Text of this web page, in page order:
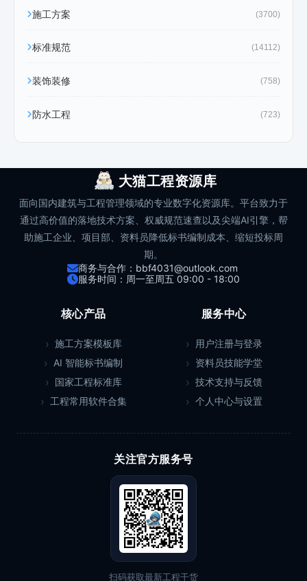
施工方案 (3700)
标准规范 (14112)
装饰装修 (758)
防水工程 (723)
大猫工程资源库
面向国内建筑与工程管理领域的专业数字化资源库。平台致力于
通过高价值的落地技术方案、权威规范速查以及尖端AI引擎，帮
助施工企业、项目部、资料员降低标书编制成本、缩短投标周
期。
商务与合作：bbf4031@outlook.com
服务时间：周一至周五 09:00 - 18:00
核心产品
施工方案模板库
AI 智能标书编制
国家工程标准库
工程常用软件合集
服务中心
用户注册与登录
资料员技能学堂
技术支持与反馈
个人中心与设置
关注官方服务号
扫码获取最新工程干货